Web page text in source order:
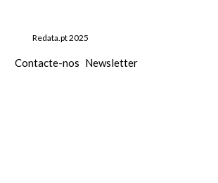
Redata.pt 2025
Contacte-nos Newsletter